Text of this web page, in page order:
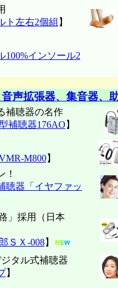
ト左右2個組 】
100%インソール2
声拡張器、集音器、
補聴器の名作
補聴器176AO 】
M800】
！
聴器「イヤファッ
」採用（日本
ＳＸ-008】
タル式補聴器
】